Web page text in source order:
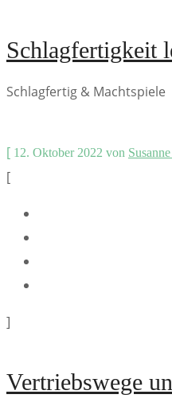
Schlagfertigkeit
Schlagfertig & Machtspiele
[ 12. Oktober 2022 von
[
]
Vertriebswege